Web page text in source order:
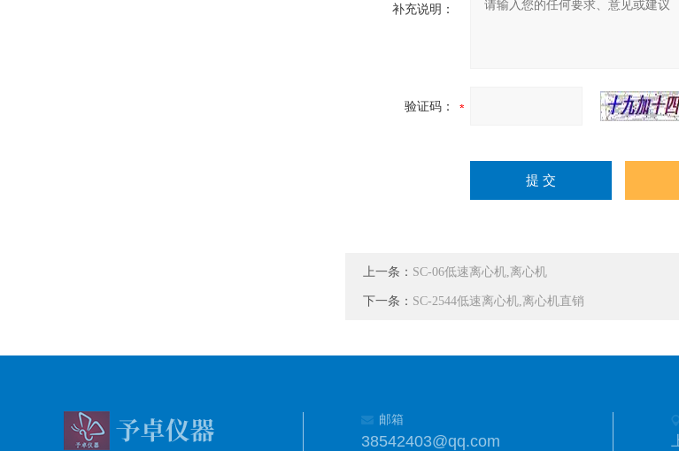
补充说明：
验证码：
上一条： SC-06低速离心机,离心机
下一条： SC-2544低速离心机,离心机直销
邮箱
38542403@qq.com